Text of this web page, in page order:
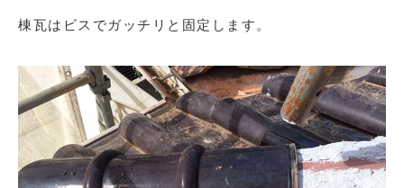
棟瓦はビスでガッチリと固定します。